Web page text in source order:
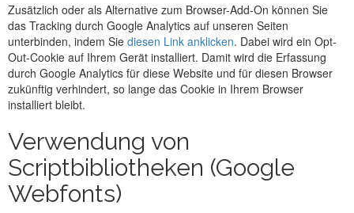
Zusätzlich oder als Alternative zum Browser-Add-On können Sie
das Tracking durch Google Analytics auf unseren Seiten
unterbinden, indem Sie diesen Link anklicken. Dabei wird ein Opt-
Out-Cookie auf Ihrem Gerät installiert. Damit wird die Erfassung
durch Google Analytics für diese Website und für diesen Browser
zukünftig verhindert, so lange das Cookie in Ihrem Browser
installiert bleibt.
Verwendung von
Scriptbibliotheken (Google
Webfonts)